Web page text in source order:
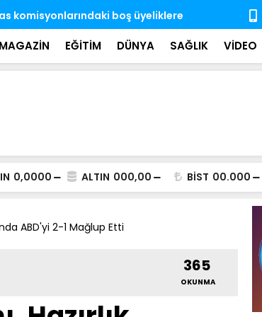
komisyonlarındaki boş üyeliklere
MSB:
almaya
MAGAZİN EĞİTİM DÜNYA SAĞLIK VİDEO
0,0000 ALTIN 000,00 BİST 00.000
ABD'yi 2-1 Mağlup Etti
365
OKUNMA